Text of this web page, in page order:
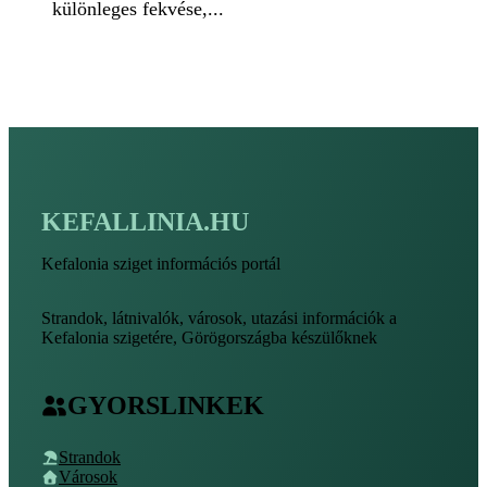
különleges fekvése,...
KEFALLINIA.HU
Kefalonia sziget információs portál
Strandok, látnivalók, városok, utazási információk a
Kefalonia szigetére, Görögországba készülőknek
GYORSLINKEK
Strandok
Városok